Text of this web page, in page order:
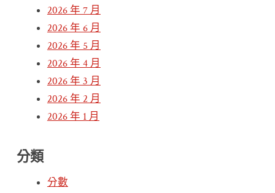
2026 年 7 月
2026 年 6 月
2026 年 5 月
2026 年 4 月
2026 年 3 月
2026 年 2 月
2026 年 1 月
分類
分數